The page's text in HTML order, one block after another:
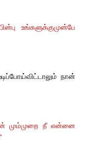
உங்களுக்குமுன்பே
நான்
மும்முறை நீ என்னை